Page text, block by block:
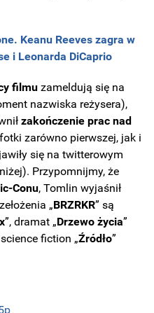
Keanu Reeves zagra w
i Leonarda DiCaprio
filmu zameldują się na
nazwiska reżysera),
zakończenie prac nad
zarówno pierwszej, jak i
się na twitterowym
Przypomnijmy, że
Conu, Tomlin wyjaśnił
„BRZRKR” są
”, dramat „Drzewo życia”
fiction „Źródło”